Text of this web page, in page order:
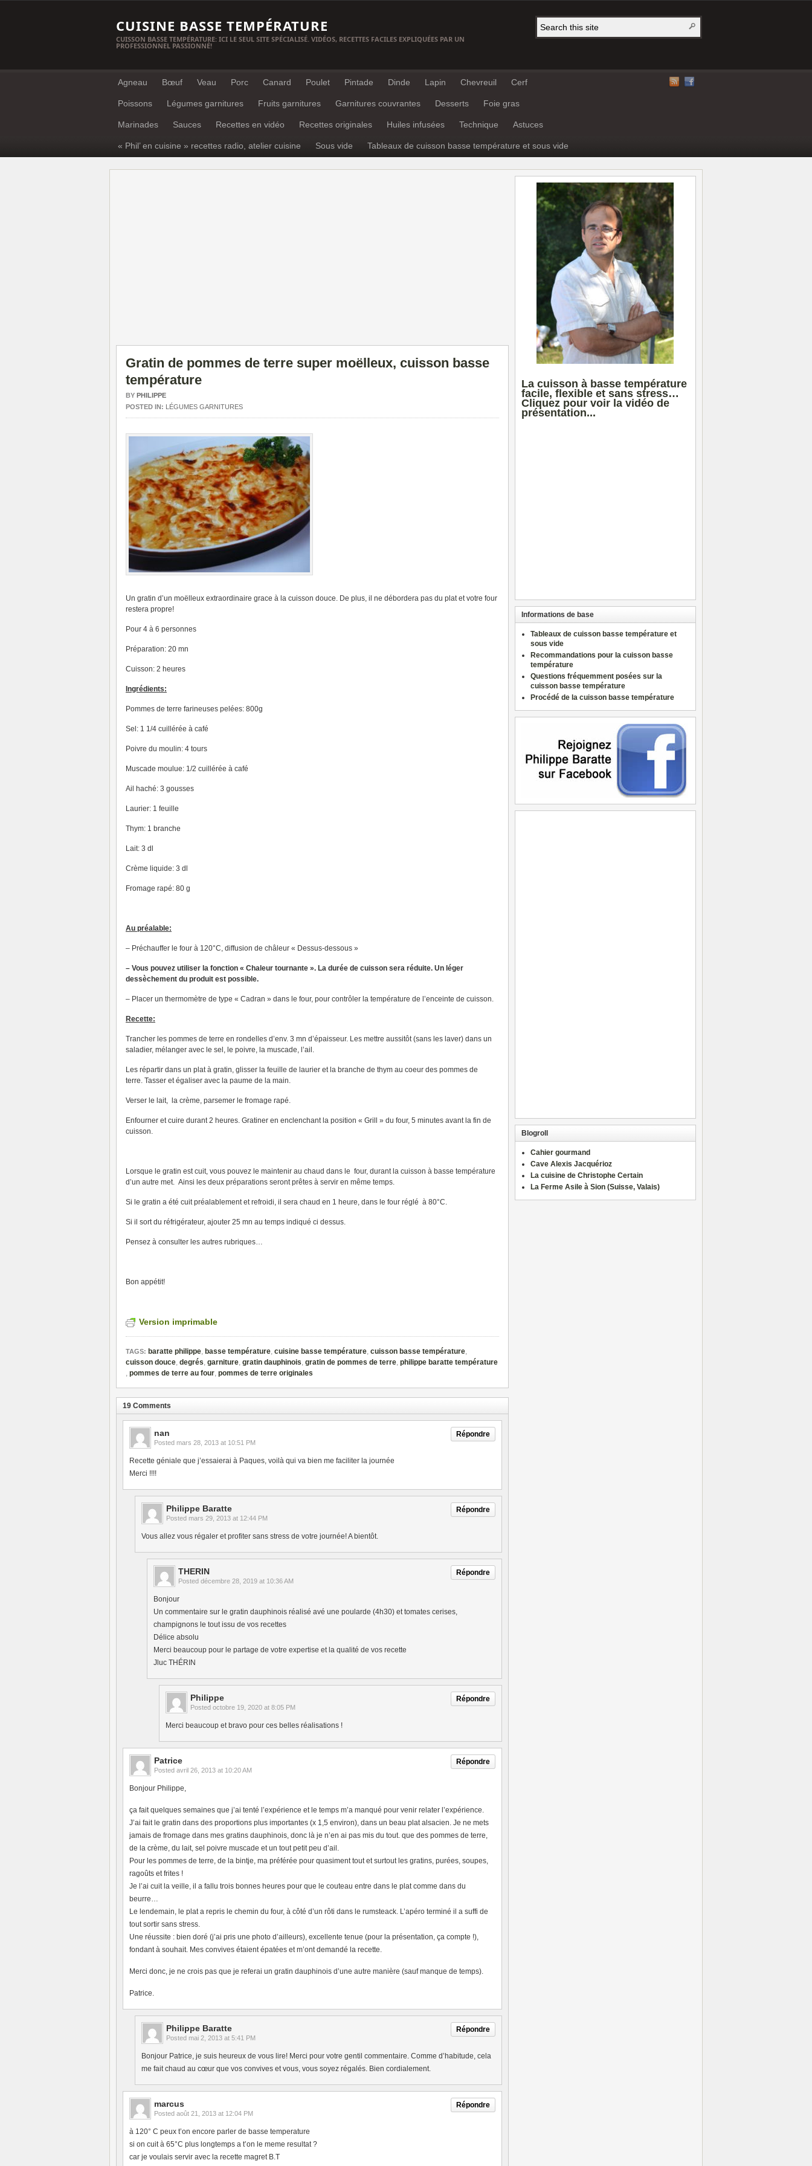
CUISINE BASSE TEMPÉRATURE
CUISSON BASSE TEMPÉRATURE: ICI LE SEUL SITE SPÉCIALISÉ. VIDÉOS, RECETTES FACILES EXPLIQUÉES PAR UN
PROFESSIONNEL PASSIONNÉ!
Agneau Bœuf Veau Porc Canard Poulet Pintade Dinde Lapin Chevreuil Cerf
Poissons Légumes garnitures Fruits garnitures Garnitures couvrantes Desserts Foie gras
Marinades Sauces Recettes en vidéo Recettes originales Huiles infusées Technique Astuces
« Phil’ en cuisine » recettes radio, atelier cuisine Sous vide Tableaux de cuisson basse température et sous vide
Gratin de pommes de terre super moëlleux, cuisson basse
température
BY PHILIPPE
POSTED IN: LÉGUMES GARNITURES
Un gratin d’un moëlleux extraordinaire grace à la cuisson douce. De plus, il ne débordera pas du plat et votre four
restera propre!
Pour 4 à 6 personnes
Préparation: 20 mn
Cuisson: 2 heures
Ingrédients:
Pommes de terre farineuses pelées: 800g
Sel: 1 1/4 cuillérée à café
Poivre du moulin: 4 tours
Muscade moulue: 1/2 cuillérée à café
Ail haché: 3 gousses
Laurier: 1 feuille
Thym: 1 branche
Lait: 3 dl
Crème liquide: 3 dl
Fromage rapé: 80 g
Au préalable:
– Préchauffer le four à 120°C, diffusion de châleur « Dessus-dessous »
– Vous pouvez utiliser la fonction « Chaleur tournante ». La durée de cuisson sera réduite. Un léger
dessèchement du produit est possible.
– Placer un thermomètre de type « Cadran » dans le four, pour contrôler la température de l’enceinte de cuisson.
Recette:
Trancher les pommes de terre en rondelles d’env. 3 mn d’épaisseur. Les mettre aussitôt (sans les laver) dans un
saladier, mélanger avec le sel, le poivre, la muscade, l’ail.
Les répartir dans un plat à gratin, glisser la feuille de laurier et la branche de thym au coeur des pommes de
terre. Tasser et égaliser avec la paume de la main.
Verser le lait, la crème, parsemer le fromage rapé.
Enfourner et cuire durant 2 heures. Gratiner en enclenchant la position « Grill » du four, 5 minutes avant la fin de
cuisson.
Lorsque le gratin est cuit, vous pouvez le maintenir au chaud dans le four, durant la cuisson à basse température
d’un autre met. Ainsi les deux préparations seront prêtes à servir en même temps.
Si le gratin a été cuit préalablement et refroidi, il sera chaud en 1 heure, dans le four réglé à 80°C.
Si il sort du réfrigérateur, ajouter 25 mn au temps indiqué ci dessus.
Pensez à consulter les autres rubriques…
Bon appétit!
Version imprimable
TAGS: baratte philippe, basse température, cuisine basse température, cuisson basse température,
cuisson douce, degrés, garniture, gratin dauphinois, gratin de pommes de terre, philippe baratte température
, pommes de terre au four, pommes de terre originales
19 Comments
Répondre
nan
Posted mars 28, 2013 at 10:51 PM
Recette géniale que j’essaierai à Paques, voilà qui va bien me faciliter la journée
Merci !!!!
Répondre
Philippe Baratte
Posted mars 29, 2013 at 12:44 PM
Vous allez vous régaler et profiter sans stress de votre journée! A bientôt.
Répondre
THERIN
Posted décembre 28, 2019 at 10:36 AM
Bonjour
Un commentaire sur le gratin dauphinois réalisé avé une poularde (4h30) et tomates cerises,
champignons le tout issu de vos recettes
Délice absolu
Merci beaucoup pour le partage de votre expertise et la qualité de vos recette
Jluc THÉRIN
Répondre
Philippe
Posted octobre 19, 2020 at 8:05 PM
Merci beaucoup et bravo pour ces belles réalisations !
Répondre
Patrice
Posted avril 26, 2013 at 10:20 AM
Bonjour Philippe,
ça fait quelques semaines que j’ai tenté l’expérience et le temps m’a manqué pour venir relater l’expérience.
J’ai fait le gratin dans des proportions plus importantes (x 1,5 environ), dans un beau plat alsacien. Je ne mets
jamais de fromage dans mes gratins dauphinois, donc là je n’en ai pas mis du tout. que des pommes de terre,
de la crème, du lait, sel poivre muscade et un tout petit peu d’ail.
Pour les pommes de terre, de la bintje, ma préférée pour quasiment tout et surtout les gratins, purées, soupes,
ragoûts et frites !
Je l’ai cuit la veille, il a fallu trois bonnes heures pour que le couteau entre dans le plat comme dans du
beurre…
Le lendemain, le plat a repris le chemin du four, à côté d’un rôti dans le rumsteack. L’apéro terminé il a suffi de
tout sortir sans stress.
Une réussite : bien doré (j’ai pris une photo d’ailleurs), excellente tenue (pour la présentation, ça compte !),
fondant à souhait. Mes convives étaient épatées et m’ont demandé la recette.
Merci donc, je ne crois pas que je referai un gratin dauphinois d’une autre manière (sauf manque de temps).
Patrice.
Répondre
Philippe Baratte
Posted mai 2, 2013 at 5:41 PM
Bonjour Patrice, je suis heureux de vous lire! Merci pour votre gentil commentaire. Comme d’habitude, cela
me fait chaud au cœur que vos convives et vous, vous soyez régalés. Bien cordialement.
Répondre
marcus
Posted août 21, 2013 at 12:04 PM
à 120° C peux t’on encore parler de basse temperature
si on cuit à 65°C plus longtemps a t’on le meme resultat ?
car je voulais servir avec la recette magret B.T
La cuisson à basse température
facile, flexible et sans stress…
Cliquez pour voir la vidéo de
présentation...
Informations de base
Tableaux de cuisson basse température et
sous vide
Recommandations pour la cuisson basse
température
Questions fréquemment posées sur la
cuisson basse température
Procédé de la cuisson basse température
Blogroll
Cahier gourmand
Cave Alexis Jacquérioz
La cuisine de Christophe Certain
La Ferme Asile à Sion (Suisse, Valais)